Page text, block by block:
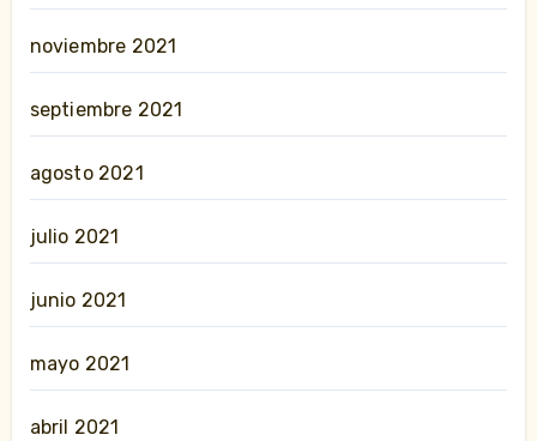
noviembre 2021
septiembre 2021
agosto 2021
julio 2021
junio 2021
mayo 2021
abril 2021